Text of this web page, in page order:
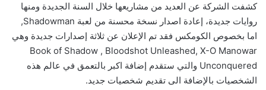
كشفت الشركة عن العديد من مشاريعها خلال السنة الجديدة ومنها
روايات جديدة، إعادة اصدار نسخة محسنة من لعبة Shadowman,
اما بخصوص الكومكس فقد تم الإعلان عن ثلاثة إصدارات جديدة وهي
Book of Shadow , Bloodshot Unleashed, X-O Manowar
Unconquered والتي ستقدم إضافة اكبر بالتعمق في عالم هذه
الشخصيات بالإضافة الى تقديم شخصيات جديد.